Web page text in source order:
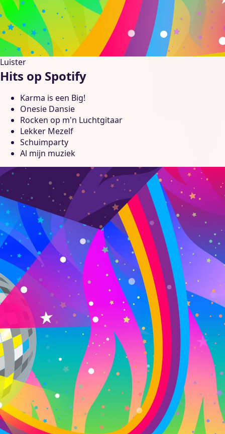
Luister
Hits op Spotify
Karma is een Big!
Onesie Dansie
Rocken op m'n Luchtgitaar
Lekker Mezelf
Schuimparty
Al mijn muziek